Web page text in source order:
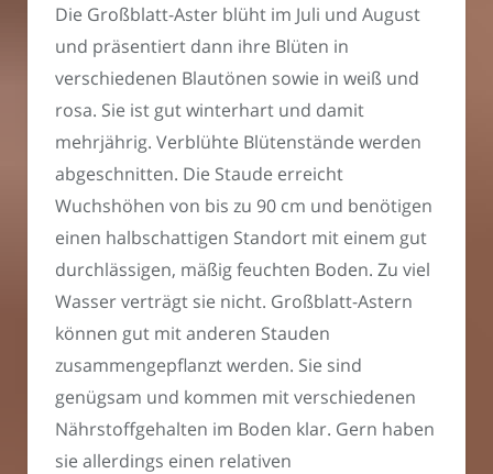
Die Großblatt-Aster blüht im Juli und August
und präsentiert dann ihre Blüten in
verschiedenen Blautönen sowie in weiß und
rosa. Sie ist gut winterhart und damit
mehrjährig. Verblühte Blütenstände werden
abgeschnitten. Die Staude erreicht
Wuchshöhen von bis zu 90 cm und benötigen
einen halbschattigen Standort mit einem gut
durchlässigen, mäßig feuchten Boden. Zu viel
Wasser verträgt sie nicht. Großblatt-Astern
können gut mit anderen Stauden
zusammengepflanzt werden. Sie sind
genügsam und kommen mit verschiedenen
Nährstoffgehalten im Boden klar. Gern haben
sie allerdings einen relativen